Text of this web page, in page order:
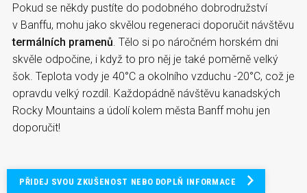
Pokud se někdy pustíte do podobného dobrodružství
v Banffu, mohu jako skvělou regeneraci doporučit návštěvu
termálních pramenů . Tělo si po náročném horském dni
skvěle odpočine, i když to pro něj je také poměrně velký
šok. Teplota vody je 40°C a okolního vzduchu -20°C, což je
opravdu velký rozdíl. Každopádně návštěvu kanadských
Rocky Mountains a údolí kolem města Banff mohu jen
doporučit!
PŘIDEJ SVOU ZKUŠENOST NEBO DOPLŇ INFORMACE